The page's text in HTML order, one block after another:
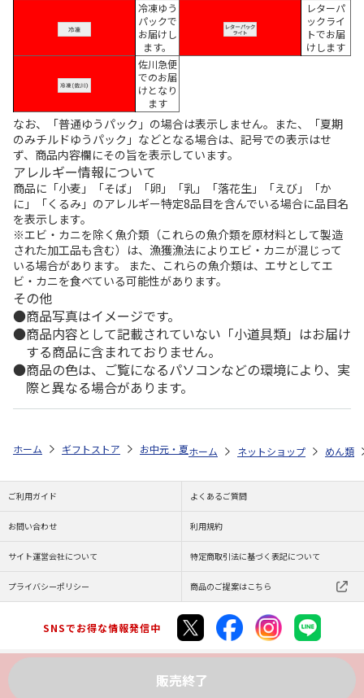
冷凍ゆう
パックで
お届けし
ます。
レターパ
ックライ
トでお届
けします
佐川急便
でのお届
けとなり
ます
なお、「普通ゆうパック」の場合は表示しません。また、「夏期
のみチルドゆうパック」などとなる場合は、記号での表示はせ
ず、商品内容欄にその旨を表示しています。
アレルギー情報について
商品に「小麦」「そば」「卵」「乳」「落花生」「えび」「か
に」「くるみ」のアレルギー特定8品目を含んでいる場合に品目名
を表示します。
※エビ・カニを除く魚介類（これらの魚介類を原材料として製造
された加工品も含む）は、漁獲漁法によりエビ・カニが混じって
いる場合があります。 また、これらの魚介類は、エサとしてエ
ビ・カニを食べている可能性があります。
その他
商品写真はイメージです。
商品内容として記載されていない「小道具類」はお届け
する商品に含まれておりません。
商品の色は、ご覧になるパソコンなどの環境により、実
際と異なる場合があります。
販売終了
ホーム ギフトストア お中元・夏ギフト特集 2026 ゆうゆうギフト
ホーム ネットショップ めん類
ご利用ガイド よくあるご質問
お問い合わせ 利用規約
サイト運営会社について 特定商取引法に基づく表記について
プライバシーポリシー 商品のご提案はこちら
SNSでお得な情報発信中